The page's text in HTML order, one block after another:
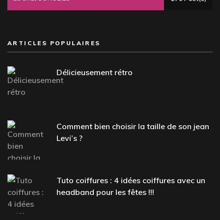
ARTICLES POPULAIRES
Délicieusement rétro
Comment bien choisir la taille de son jean
Levi’s ?
Tuto coiffures : 4 idées coiffures avec un
headband pour les fêtes !!!